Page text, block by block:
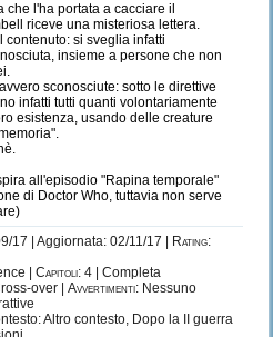
l'ha portata a cacciare il
riceve una misteriosa lettera.
contenuto: si sveglia infatti
insieme a persone che non
sconosciute: sotto le direttive
infatti tutti quanti volontariamente
esistenza, usando delle creature
all'episodio "Rapina temporale"
di Doctor Who, tuttavia non serve
17 | Aggiornata: 02/11/17 |
Rating:
| Capitoli: 4 | Completa
over | Avvertimenti: Nessuno
Altro contesto, Dopo la II guerra